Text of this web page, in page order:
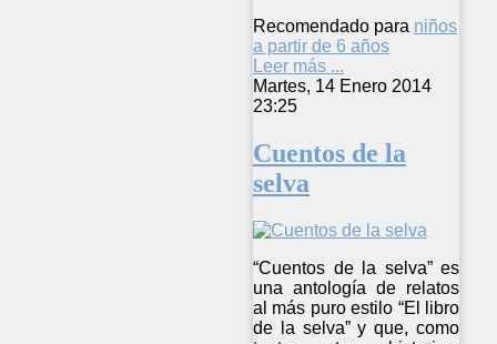
Recomendado para niños
a partir de 6 años
Leer más ...
Martes, 14 Enero 2014
23:25
Cuentos de la
selva
“Cuentos de la selva” es
una antología de relatos
al más puro estilo “El libro
de la selva” y que, como